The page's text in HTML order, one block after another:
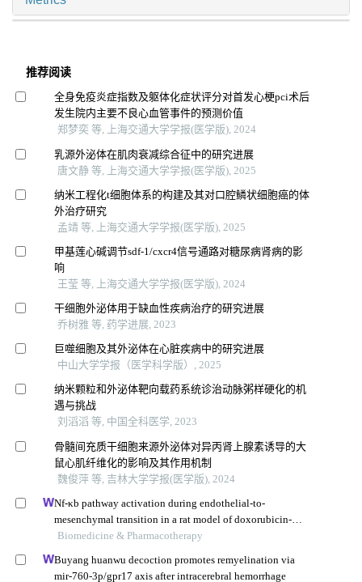
推荐阅读
全身免疫炎症指数及躯体化症状评分对首发心梗pci术后
发生院内主要不良心血管事件的预测价值
郑梦奕 等, 上海交通大学学报(医学版), 2024
乳源外泌体在肌肉衰减综合征中的研究进展
唐文静 等, 上海交通大学学报(医学版), 2025
纳米工程化t细胞体系的构建及其对口腔鳞状细胞癌的体
外治疗研究
孟靖 等, 上海交通大学学报(医学版), 2025
甲基莲心碱调节sdf-1/cxcr4信号通路对糖尿病肾病的影
响
王莹 等, 上海交通大学学报(医学版), 2024
干细胞外泌体用于缺血性疾病治疗的研究进展
乔树雅 等, 药学进展, 2023
巨噬细胞及其外泌体在心脏疾病中的研究进展
中山大学学报（医学科学版）, 2025
纳米颗粒和外泌体靶向载药系统诊治动脉粥样硬化的机
遇与挑战
刘滔滔 等, 中国全科医学, 2023
骨髓间充质干细胞来源外泌体对异丙肾上腺素诱导的大
鼠心肌纤维化的影响及其作用机制
魏俊萍 等, 吉林大学学报(医学版), 2024
Nf-κb pathway activation during endothelial-to-
mesenchymal transition in a rat model of doxorubicin-
induced cardiotoxicity
Biomedicine & Pharmacotherapy
Buyang huanwu decoction promotes remyelination via
mir-760-3p/gpr17 axis after intracerebral hemorrhage